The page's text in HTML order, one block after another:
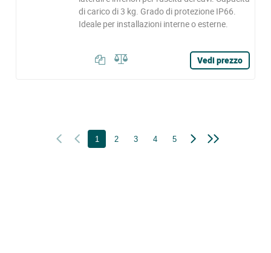
di carico di 3 kg. Grado di protezione IP66.
Ideale per installazioni interne o esterne.
Vedi prezzo
1 2 3 4 5